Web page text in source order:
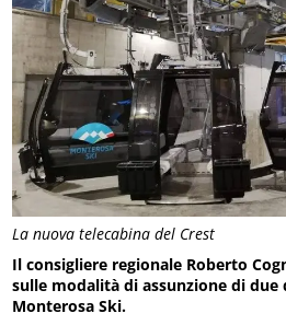
La nuova telecabina del Crest
Il consigliere regionale Roberto
sulle modalità di assunzione di
Monterosa Ski.